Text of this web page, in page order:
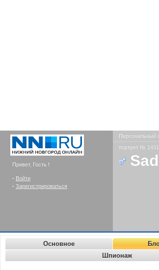
Привет, Гость !
- Войти
- Зарегистрироваться
Персональный
портрет №
Основное
Шпионаж